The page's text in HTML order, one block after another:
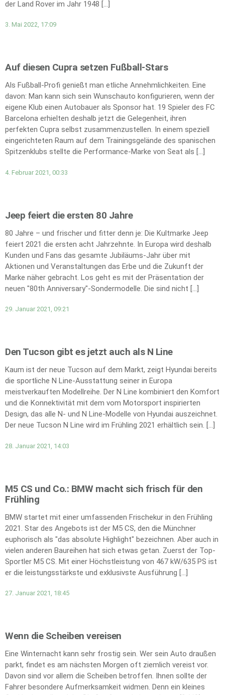
der Land Rover im Jahr 1948 […]
3. Mai 2022, 17:09
Auf diesen Cupra setzen Fußball-Stars
Als Fußball-Profi genießt man etliche Annehmlichkeiten. Eine
davon: Man kann sich sein Wunschauto konfigurieren, wenn der
eigene Klub einen Autobauer als Sponsor hat. 19 Spieler des FC
Barcelona erhielten deshalb jetzt die Gelegenheit, ihren
perfekten Cupra selbst zusammenzustellen. In einem speziell
eingerichteten Raum auf dem Trainingsgelände des spanischen
Spitzenklubs stellte die Performance-Marke von Seat als […]
4. Februar 2021, 00:33
Jeep feiert die ersten 80 Jahre
80 Jahre – und frischer und fitter denn je: Die Kultmarke Jeep
feiert 2021 die ersten acht Jahrzehnte. In Europa wird deshalb
Kunden und Fans das gesamte Jubiläums-Jahr über mit
Aktionen und Veranstaltungen das Erbe und die Zukunft der
Marke näher gebracht. Los geht es mit der Präsentation der
neuen "80th Anniversary"-Sondermodelle. Die sind nicht […]
29. Januar 2021, 09:21
Den Tucson gibt es jetzt auch als N Line
Kaum ist der neue Tucson auf dem Markt, zeigt Hyundai bereits
die sportliche N Line-Ausstattung seiner in Europa
meistverkauften Modellreihe. Der N Line kombiniert den Komfort
und die Konnektivität mit dem vom Motorsport inspirierten
Design, das alle N- und N Line-Modelle von Hyundai auszeichnet.
Der neue Tucson N Line wird im Frühling 2021 erhältlich sein. […]
28. Januar 2021, 14:03
M5 CS und Co.: BMW macht sich frisch für den
Frühling
BMW startet mit einer umfassenden Frischekur in den Frühling
2021. Star des Angebots ist der M5 CS, den die Münchner
euphorisch als "das absolute Highlight" bezeichnen. Aber auch in
vielen anderen Baureihen hat sich etwas getan. Zuerst der Top-
Sportler M5 CS. Mit einer Höchstleistung von 467 kW/635 PS ist
er die leistungsstärkste und exklusivste Ausführung […]
27. Januar 2021, 18:45
Wenn die Scheiben vereisen
Eine Winternacht kann sehr frostig sein. Wer sein Auto draußen
parkt, findet es am nächsten Morgen oft ziemlich vereist vor.
Davon sind vor allem die Scheiben betroffen. Ihnen sollte der
Fahrer besondere Aufmerksamkeit widmen. Denn ein kleines